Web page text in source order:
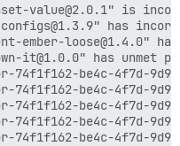
value@2.0.1" is
has
ember-loose@1.4.0" has
it@1.0.0" has unmet
74f1f162-be4c-4f7d-
74f1f162-be4c-4f7d-
74f1f162-be4c-4f7d-
74f1f162-be4c-4f7d-
74f1f162-be4c-4f7d-